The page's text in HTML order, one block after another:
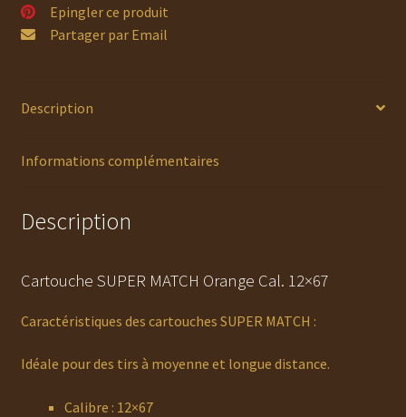
Epingler ce produit
Partager par Email
Description
Informations complémentaires
Description
Cartouche SUPER MATCH Orange Cal. 12×67
Caractéristiques des cartouches SUPER MATCH :
Idéale pour des tirs à moyenne et longue distance.
Calibre : 12×67